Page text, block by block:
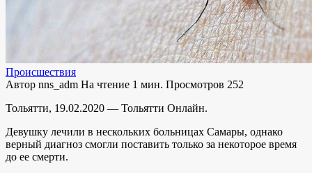
Происшествия
Автор nns_adm На чтение 1 мин. Просмотров 252
Тольятти, 19.02.2020 — Тольятти Онлайн.
Девушку лечили в нескольких больницах Самары, однако
верный диагноз смогли поставить только за некоторое время
до ее смерти.